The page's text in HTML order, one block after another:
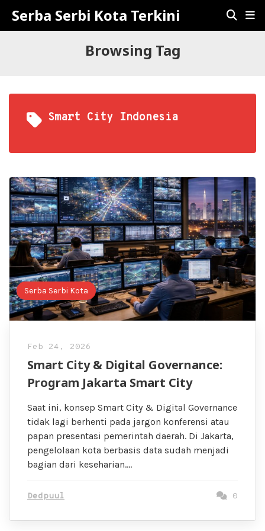
Serba Serbi Kota Terkini
Browsing Tag
Smart City Indonesia
Serba Serbi Kota
Feb 24, 2026
Smart City & Digital Governance:
Program Jakarta Smart City
Saat ini, konsep Smart City & Digital Governance
tidak lagi berhenti pada jargon konferensi atau
papan presentasi pemerintah daerah. Di Jakarta,
pengelolaan kota berbasis data sudah menjadi
bagian dari keseharian….
Dedpuul 0